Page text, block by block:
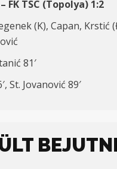
FK TSC (Topolya) 1:2
(K), Capan, Krstić
81′
St. Jovanović 89′